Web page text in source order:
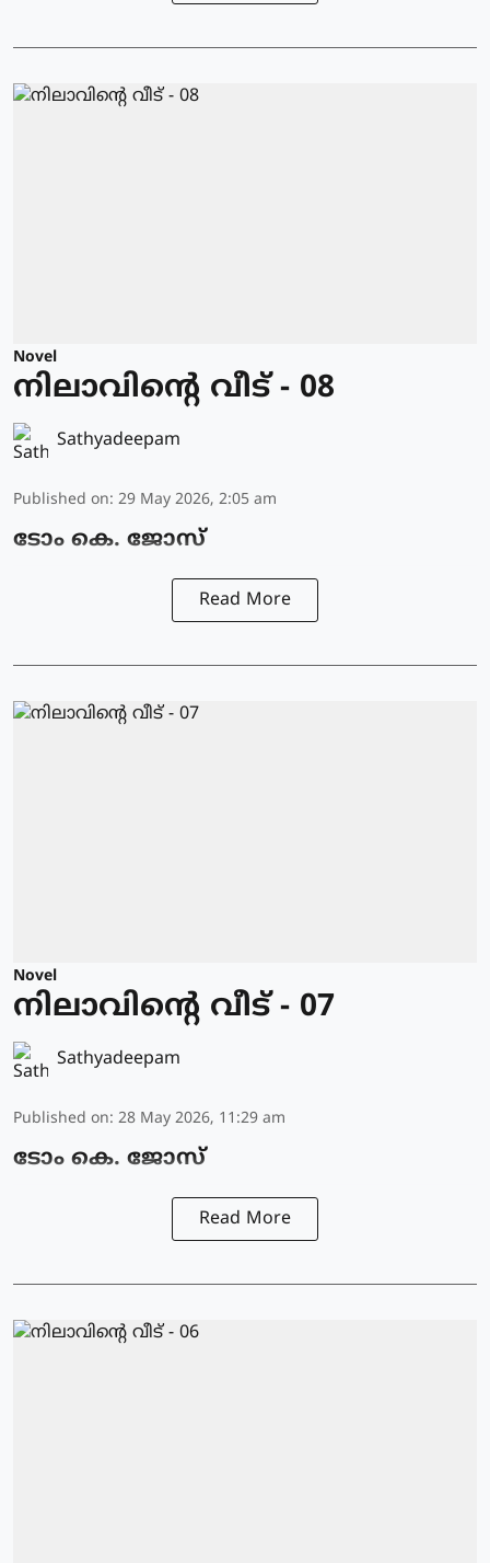
Novel
നിലാവിന്റെ വീട് - 08
Sathyadeepam
Published on: 29 May 2026, 2:05 am
ടോം കെ. ജോസ്
Read More
Novel
നിലാവിന്റെ വീട് - 07
Sathyadeepam
Published on: 28 May 2026, 11:29 am
ടോം കെ. ജോസ്
Read More